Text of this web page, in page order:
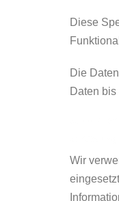
Diese
Die
Daten
Wir